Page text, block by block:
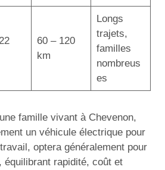
60 – 120
km
Longs
trajets,
familles
nombreus
es
famille vivant à Chevenon,
un véhicule électrique pour
optera généralement pour
équilibrant rapidité, coût et